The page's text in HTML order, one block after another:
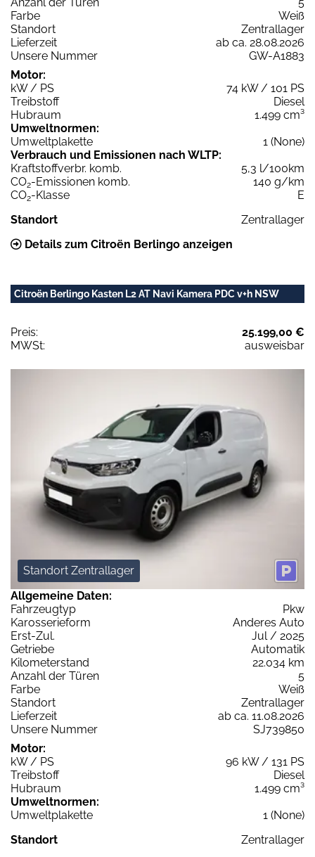
Farbe
Weiß
Standort
Zentrallager
Lieferzeit
ab ca. 28.08.2026
Unsere Nummer
GW-A1883
Motor:
kW / PS
74 kW / 101 PS
Treibstoff
Diesel
Hubraum
1.499 cm³
Umweltnormen:
Umweltplakette
1 (None)
Verbrauch und Emissionen nach WLTP:
Kraftstoffverbr. komb.
5,3 l/100km
CO2-Emissionen komb.
140 g/km
CO2-Klasse
E
Standort
Zentrallager
Details zum Citroën Berlingo anzeigen
Citroën Berlingo Kasten L2 AT Navi Kamera PDC v+h NSW
Preis:
25.199,00 €
MWSt:
ausweisbar
Standort Zentrallager
Allgemeine Daten:
Fahrzeugtyp
Pkw
Karosserieform
Anderes Auto
Erst-Zul.
Jul / 2025
Getriebe
Automatik
Kilometerstand
22.034 km
Anzahl der Türen
5
Farbe
Weiß
Standort
Zentrallager
Lieferzeit
ab ca. 11.08.2026
Unsere Nummer
SJ739850
Motor:
kW / PS
96 kW / 131 PS
Treibstoff
Diesel
Hubraum
1.499 cm³
Umweltnormen:
Umweltplakette
1 (None)
Standort
Zentrallager